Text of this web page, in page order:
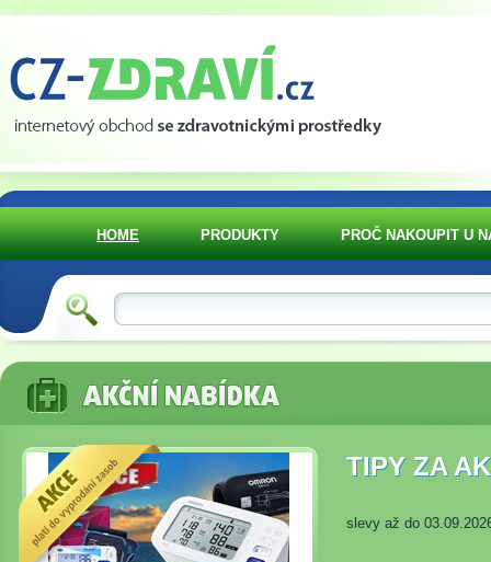
TIPY ZA
slevy až do
HOME PRODUKTY PROČ NAKOUPIT U